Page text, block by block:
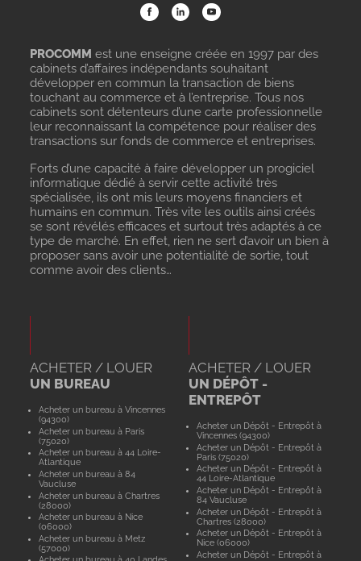
PROCOMM est une enseigne créée en 1997 par des
cabinets d’affaires indépendants souhaitant
développer en commun la transaction de biens
touchant au commerce et à l’entreprise. Tous nos
cabinets sont détenteurs d’une carte professionnelle
leur reconnaissant la compétence pour réaliser des
transactions sur fonds de commerce et entreprises.
Forts d’une capacité à faire développer un progiciel
informatique dédié à servir cette activité très
spécialisée, ils ont mis leurs moyens financiers et
humains en commun. Très vite les outils ainsi créés
se sont révélés efficaces et surtout très adaptés à ce
type de marché. En effet, rien ne sert d’avoir un bien à
proposer sans avoir une potentialité de sortie, tout
comme avoir des clients…
ACHETER / LOUER
UN BUREAU
Acheter un bureau à Vincennes
(94300)
Acheter un bureau à Paris
(75020)
Acheter un bureau à 44 Loire-
Atlantique
Acheter un bureau à 84
Vaucluse
Acheter un bureau à Chartres
(28000)
Acheter un bureau à Nice
(06000)
Acheter un bureau à Metz
(57000)
ACHETER / LOUER
UN DÉPÔT -
ENTREPÔT
Acheter un Dépôt - Entrepôt à
Vincennes (94300)
Acheter un Dépôt - Entrepôt à
Paris (75020)
Acheter un Dépôt - Entrepôt à
44 Loire-Atlantique
Acheter un Dépôt - Entrepôt à
84 Vaucluse
Acheter un Dépôt - Entrepôt à
Chartres (28000)
Acheter un Dépôt - Entrepôt à
Nice (06000)
Acheter un Dépôt - Entrepôt à